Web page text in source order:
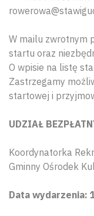
W mailu zwrotnym
startu oraz
O wpisie na listę
Zastrzegamy
startowej i
UDZIAŁ
Koordynatorka
Gminny Ośrodek
Data wydarzenia: